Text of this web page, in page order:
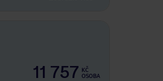
11 757 KČ
OSOBA